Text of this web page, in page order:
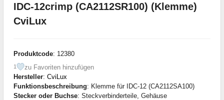
IDC-12crimp (CA2112SR100) (Klemme)
CviLux
Produktcode: 12380
1
zu Favoriten hinzufügen
Hersteller: CviLux
Funktionsbeschreibung: Klemme für IDC-12 (CA2112SA100)
Stecker oder Buchse: Steckverbinderteile, Gehäuse